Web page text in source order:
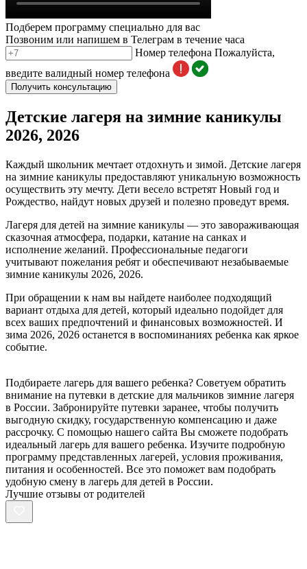
Подберем программу специально для вас
Позвоним или напишем в Телеграм в течение часа
Номер телефона Пожалуйста,
введите валидный номер телефона
Получить консультацию
Детские лагеря на зимние каникулы
2026, 2026
Каждый школьник мечтает отдохнуть и зимой. Детские лагеря
на зимние каникулы предоставляют уникальную возможность
осуществить эту мечту. Дети весело встретят Новый год и
Рождество, найдут новых друзей и полезно проведут время.
Лагеря для детей на зимние каникулы — это завораживающая
сказочная атмосфера, подарки, катание на санках и
исполнение желаний. Профессиональные педагоги
учитывают пожелания ребят и обеспечивают незабываемые
зимние каникулы 2026, 2026.
При обращении к нам вы найдете наиболее подходящий
вариант отдыха для детей, который идеально подойдет для
всех ваших предпочтений и финансовых возможностей. И
зима 2026, 2026 останется в воспоминаниях ребенка как яркое
событие.
Подбираете лагерь для вашего ребенка? Советуем обратить
внимание на путевки в детские для мальчиков зимние лагеря
в России. Забронируйте путевки заранее, чтобы получить
выгодную скидку, государственную компенсацию и даже
рассрочку. С помощью нашего сайта Вы сможете подобрать
идеальный лагерь для вашего ребенка. Изучите подробную
программу представленных лагерей, условия проживания,
питания и особенностей. Все это поможет вам подобрать
удобную смену в лагерь для детей в России.
Лучшие отзывы от родителей